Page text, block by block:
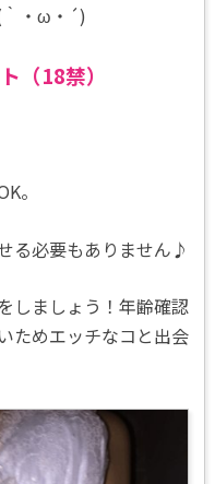
・ω・´)
（18禁）
。
る必要もありません♪
しましょう！ 年齢確認
ためエッチなコと出会